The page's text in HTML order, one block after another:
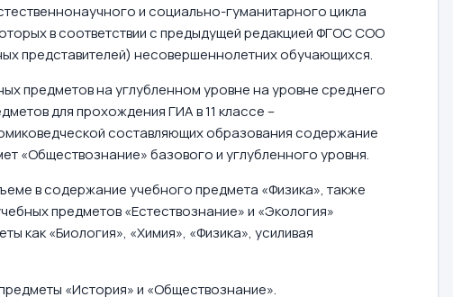
и социально-гуманитарного цикла
в соответствии с предыдущей редакцией ФГОС СОО
представителей) несовершеннолетних обучающихся.
предметов на углубленном уровне на уровне среднего
для прохождения ГИА в 11 классе –
составляющих образования содержание
«Обществознание» базового и углубленного уровня.
в содержание учебного предмета «Физика», также
предметов «Естествознание» и «Экология»
как «Биология», «Химия», «Физика», усиливая
«История» и «Обществознание».